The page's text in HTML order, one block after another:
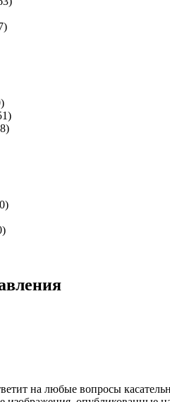
на любые вопросы